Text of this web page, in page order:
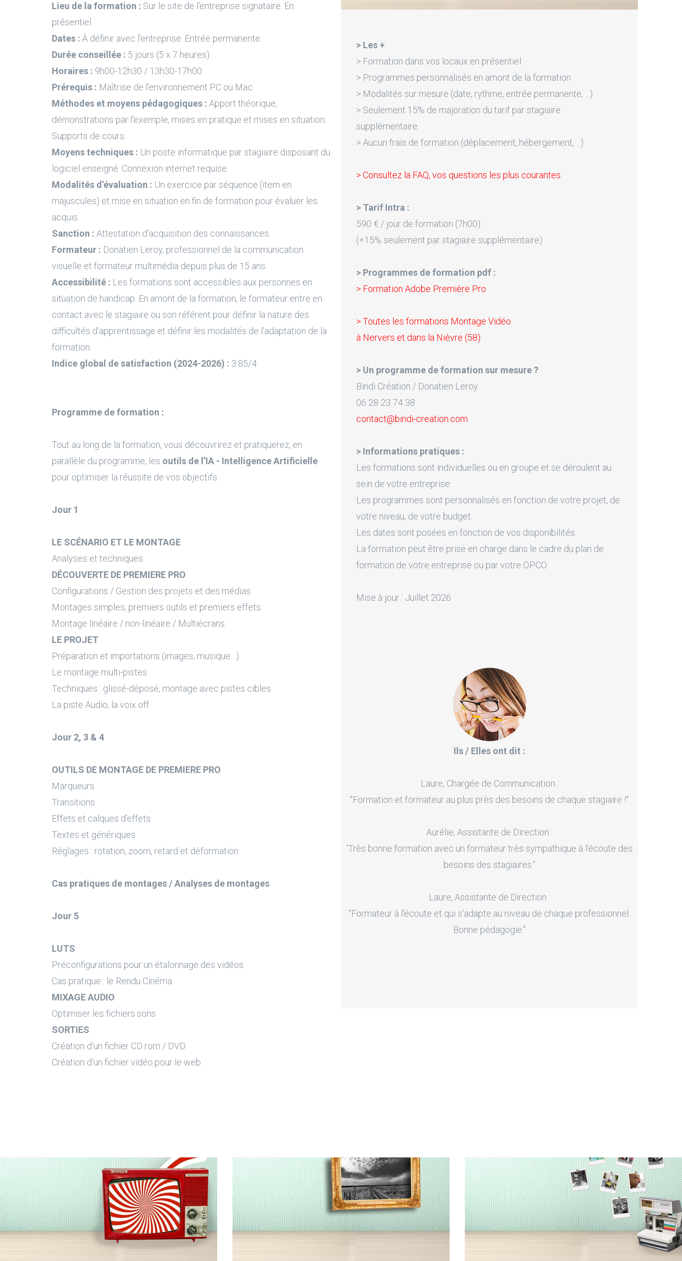
Lieu de la formation : Sur le site de l’entreprise signataire. En
présentiel.
Dates : À définir avec l’entreprise. Entrée permanente.
Durée conseillée : 5 jours (5 x 7 heures)
Horaires : 9h00-12h30 / 13h30-17h00
Prérequis : Maîtrise de l’environnement PC ou Mac.
Méthodes et moyens pédagogiques : Apport théorique,
démonstrations par l’exemple, mises en pratique et mises en situation.
Supports de cours.
Moyens techniques : Un poste informatique par stagiaire disposant du
logiciel enseigné. Connexion internet requise.
Modalités d’évaluation : Un exercice par séquence (item en
majuscules) et mise en situation en fin de formation pour évaluer les
acquis.
Sanction : Attestation d'acquisition des connaissances.
Formateur : Donatien Leroy, professionnel de la communication
visuelle et formateur multimédia depuis plus de 15 ans.
Accessibilité : Les formations sont accessibles aux personnes en
situation de handicap. En amont de la formation, le formateur entre en
contact avec le stagiaire ou son référent pour définir la nature des
difficultés d’apprentissage et définir les modalités de l’adaptation de la
formation.
Indice global de satisfaction (2024-2026) : 3.85/4
Programme de formation :
Tout au long de la formation, vous découvrirez et pratiquerez, en
parallèle du programme, les outils de l’IA - Intelligence Artificielle
pour optimiser la réussite de vos objectifs.
Jour 1
LE SCÉNARIO ET LE MONTAGE
Analyses et techniques
DÉCOUVERTE DE PREMIERE PRO
Configurations / Gestion des projets et des médias
Montages simples, premiers outils et premiers effets
Montage linéaire / non-linéaire / Multiécrans
LE PROJET
Préparation et importations (images, musique…)
Le montage multi-pistes
Techniques : glissé-déposé, montage avec pistes cibles
La piste Audio, la voix off
Jour 2, 3 & 4
OUTILS DE MONTAGE DE PREMIERE PRO
Marqueurs
Transitions
Effets et calques d’effets
Textes et génériques
Réglages : rotation, zoom, retard et déformation
Cas pratiques de montages / Analyses de montages
Jour 5
LUTS
Préconfigurations pour un étalonnage des vidéos
Cas pratique : le Rendu Cinéma
MIXAGE AUDIO
Optimiser les fichiers sons
SORTIES
Création d’un fichier CD rom / DVD
Création d’un fichier vidéo pour le web
> Les +
> Formation dans vos locaux en présentiel
> Programmes personnalisés en amont de la formation
> Modalités sur mesure (date, rythme, entrée permanente, ...)
> Seulement 15% de majoration du tarif par stagiaire
supplémentaire
> Aucun frais de formation (déplacement, hébergement, ...)
> Consultez la FAQ, vos questions les plus courantes
> Tarif Intra :
590 € / jour de formation (7h00)
(+15% seulement par stagiaire supplémentaire)
> Programmes de formation pdf :
> Formation Adobe Première Pro
> Toutes les formations Montage Vidéo
à Nervers et dans la Nièvre (58)
> Un programme de formation sur mesure ?
Bindi Création / Donatien Leroy
06 28 23 74 38
contact@bindi-creation.com
> Informations pratiques :
Les formations sont individuelles ou en groupe et se déroulent au
sein de votre entreprise.
Les programmes sont personnalisés en fonction de votre projet, de
votre niveau, de votre budget.
Les dates sont posées en fonction de vos disponibilités.
La formation peut être prise en charge dans le cadre du plan de
formation de votre entreprise ou par votre OPCO.
Mise à jour : Juillet 2026
Ils / Elles ont dit :
Laure, Chargée de Communication :
"Formation et formateur au plus près des besoins de chaque stagiaire !"
Aurélie, Assistante de Direction :
'Très bonne formation avec un formateur très sympathique à l'écoute des
besoins des stagiaires."
Laure, Assistante de Direction :
"Formateur à l'écoute et qui s'adapte au niveau de chaque professionnel.
Bonne pédagogie."